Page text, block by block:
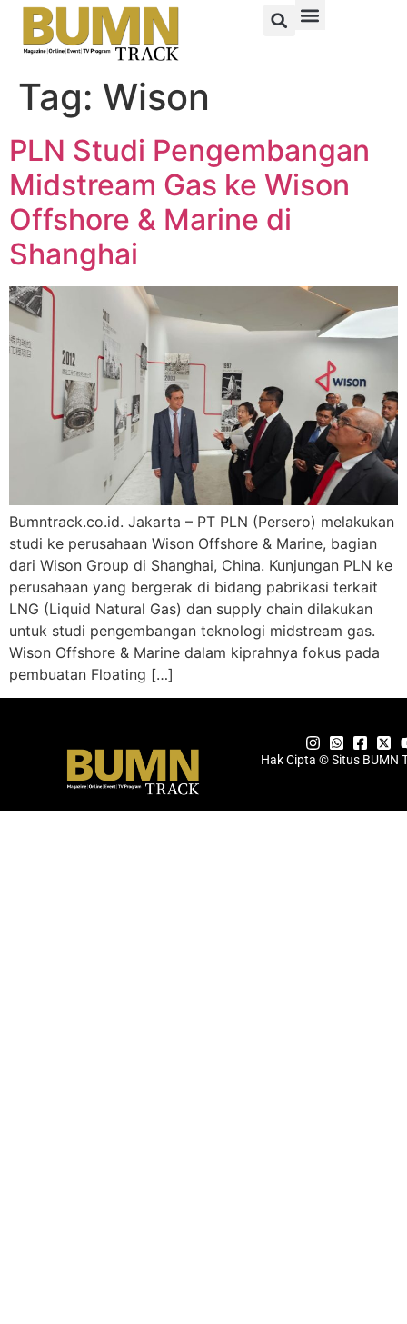
Tag: Wison
PLN Studi Pengembangan
Midstream Gas ke Wison
Offshore & Marine di
Shanghai
Bumntrack.co.id. Jakarta – PT PLN (Persero) melakukan
studi ke perusahaan Wison Offshore & Marine, bagian
dari Wison Group di Shanghai, China. Kunjungan PLN ke
perusahaan yang bergerak di bidang pabrikasi terkait
LNG (Liquid Natural Gas) dan supply chain dilakukan
untuk studi pengembangan teknologi midstream gas.
Wison Offshore & Marine dalam kiprahnya fokus pada
pembuatan Floating […]
Hak Cipta © Situs BUMN